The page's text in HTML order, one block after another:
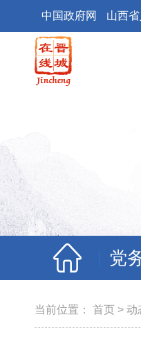
中国政府网 山西
党
当前位置： 首页 > 动